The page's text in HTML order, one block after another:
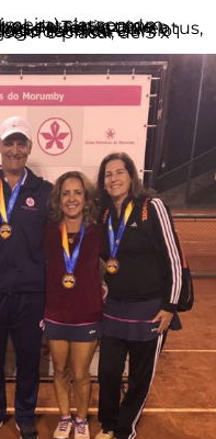
14/11, tornou-se CAMPEÃO, sob tutela do técnico Danilo Navacinsk . Tivemos um difícil jogo da Final, terminando com nossa vitória com o placar de 3 x 1